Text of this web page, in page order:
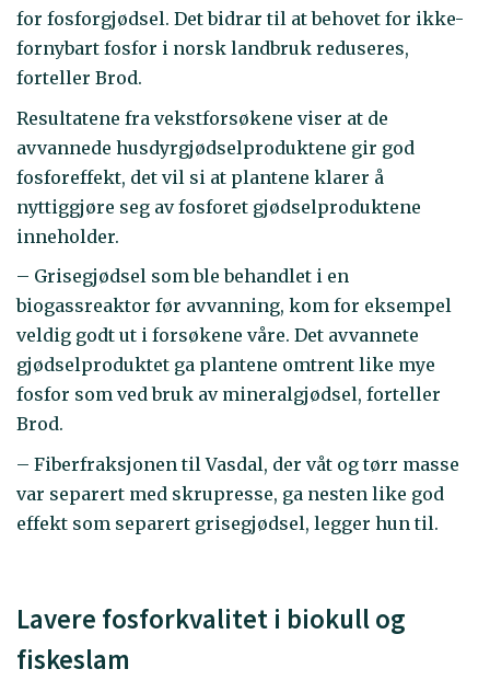
for fosforgjødsel. Det bidrar til at behovet for ikke-
fornybart fosfor i norsk landbruk reduseres,
forteller Brod.
Resultatene fra vekstforsøkene viser at de
avvannede husdyrgjødselproduktene gir god
fosforeffekt, det vil si at plantene klarer å
nyttiggjøre seg av fosforet gjødselproduktene
inneholder.
– Grisegjødsel som ble behandlet i en
biogassreaktor før avvanning, kom for eksempel
veldig godt ut i forsøkene våre. Det avvannete
gjødselproduktet ga plantene omtrent like mye
fosfor som ved bruk av mineralgjødsel, forteller
Brod.
– Fiberfraksjonen til Vasdal, der våt og tørr masse
var separert med skrupresse, ga nesten like god
effekt som separert grisegjødsel, legger hun til.
Lavere fosforkvalitet i biokull og
fiskeslam